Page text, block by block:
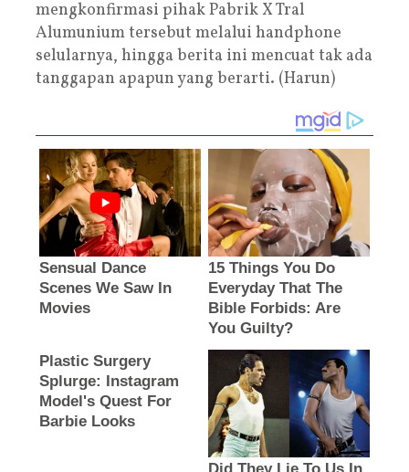
mengkonfirmasi pihak Pabrik X Tral
Alumunium tersebut melalui handphone
selularnya, hingga berita ini mencuat tak ada
tanggapan apapun yang berarti. (Harun)